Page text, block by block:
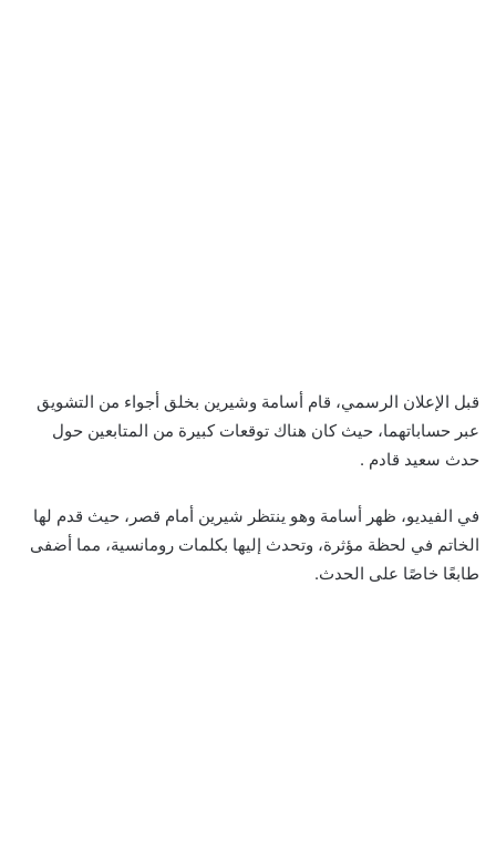
قبل الإعلان الرسمي، قام أسامة وشيرين بخلق أجواء من التشويق
عبر حساباتهما، حيث كان هناك توقعات كبيرة من المتابعين حول
حدث سعيد قادم .
في الفيديو، ظهر أسامة وهو ينتظر شيرين أمام قصر، حيث قدم لها
الخاتم في لحظة مؤثرة، وتحدث إليها بكلمات رومانسية، مما أضفى
طابعًا خاصًا على الحدث.